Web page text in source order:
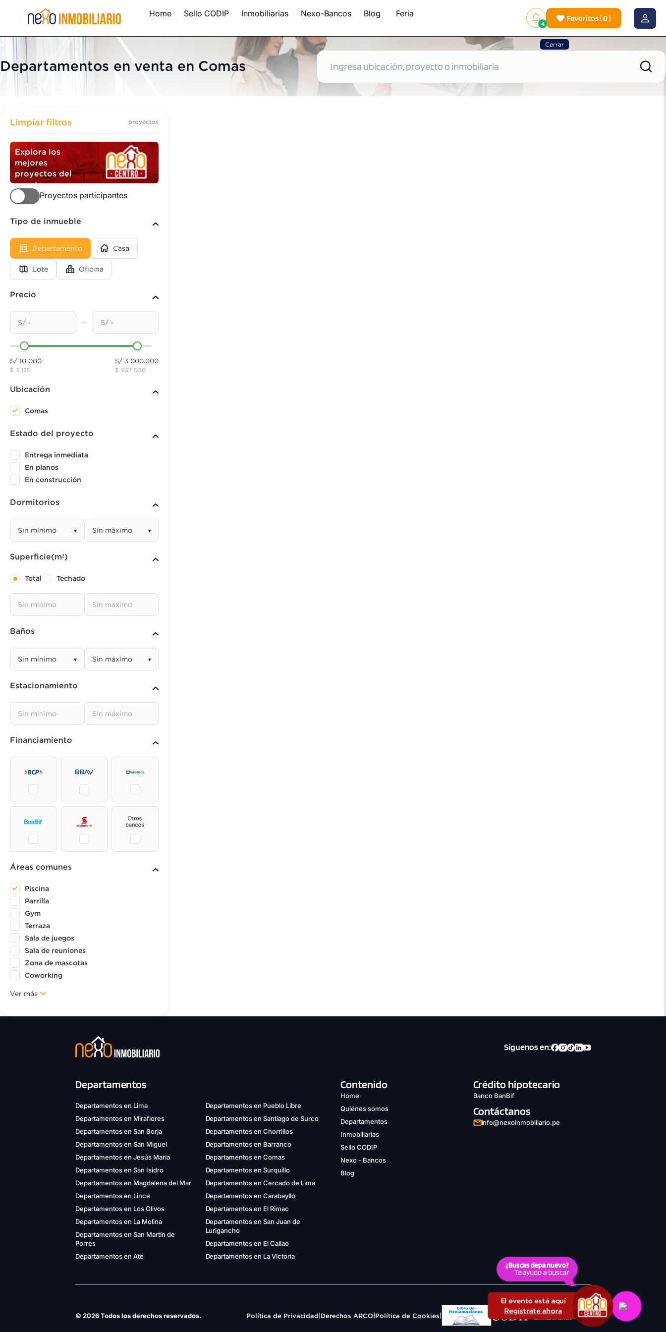
Home Sello CODIP Inmobiliarias Nexo-Bancos Blog Feria
4
Favoritos(0)
Cerrar
Departamentos en venta en Comas
Limpiar filtros proyectos
Explora los
mejores
proyectos del
evento
Proyectos participantes
Tipo de inmueble
Departamento Casa
Lote Oficina
Precio
—
S/ 10 000
$ 3 125
S/ 3 000.000
$ 937 500
Ubicación
Comas
Estado del proyecto
Entrega inmediata
En planos
En construcción
Dormitorios
▾ ▾
Superficie(m²)
Total Techado
Baños
▾ ▾
Estacionamiento
Financiamiento
Áreas comunes
Piscina
Parrilla
Gym
Terraza
Sala de juegos
Sala de reuniones
Zona de mascotas
Coworking
Ver más
El evento está aquí
Regístrate ahora
Síguenos en:
Departamentos
Departamentos en Lima
Departamentos en Miraflores
Departamentos en San Borja
Departamentos en San Miguel
Departamentos en Jesús María
Departamentos en San Isidro
Departamentos en Magdalena del Mar
Departamentos en Lince
Departamentos en Los Olivos
Departamentos en La Molina
Departamentos en San Martín de
Porres
Departamentos en Ate
Departamentos en Pueblo Libre
Departamentos en Santiago de Surco
Departamentos en Chorrillos
Departamentos en Barranco
Departamentos en Comas
Departamentos en Surquillo
Departamentos en Cercado de Lima
Departamentos en Carabayllo
Departamentos en El Rimac
Departamentos en San Juan de
Lurigancho
Departamentos en El Callao
Departamentos en La Victoria
Contenido
Home
Quiénes somos
Departamentos
Inmobiliarias
Sello CODIP
Nexo - Bancos
Blog
Crédito hipotecario
Banco BanBif
Contáctanos
info@nexoinmobiliario.pe
© 2026 Todos los derechos reservados. Política de Privacidad|Derechos ARCO|Política de Cookies|
¿Buscas depa nuevo?
Te ayudo a buscar